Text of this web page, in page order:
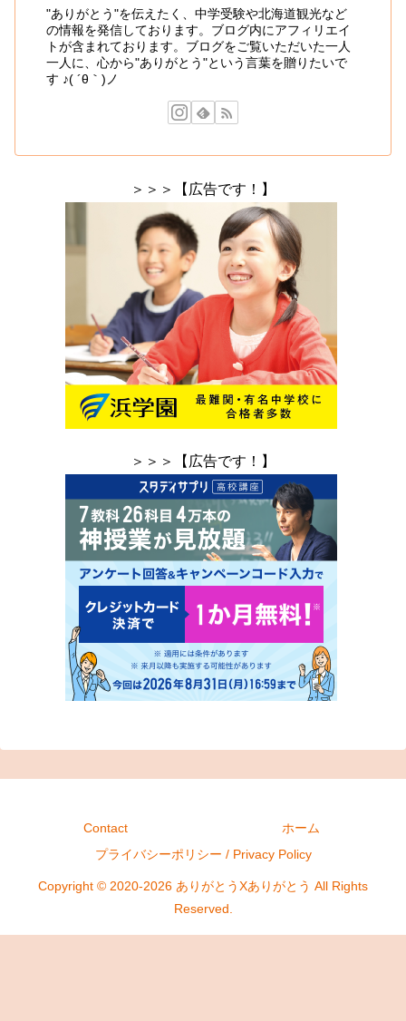
"ありがとう"を伝えたく、中学受験や北海道観光など
の情報を発信しております。ブログ内にアフィリエイ
トが含まれております。ブログをご覧いただいた一人
一人に、心から"ありがとう"という言葉を贈りたいで
す ♪( ´θ｀)ノ
＞＞＞【広告です！】
＞＞＞【広告です！】
Contact
ホーム
プライバシーポリシー / Privacy Policy
Copyright © 2020-2026 ありがとうXありがとう All Rights
Reserved.